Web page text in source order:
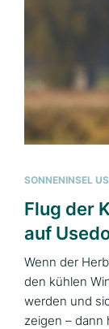
SONNENINSEL
Flug der
auf
Wenn der
den kühlen
werden und
zeigen – dann